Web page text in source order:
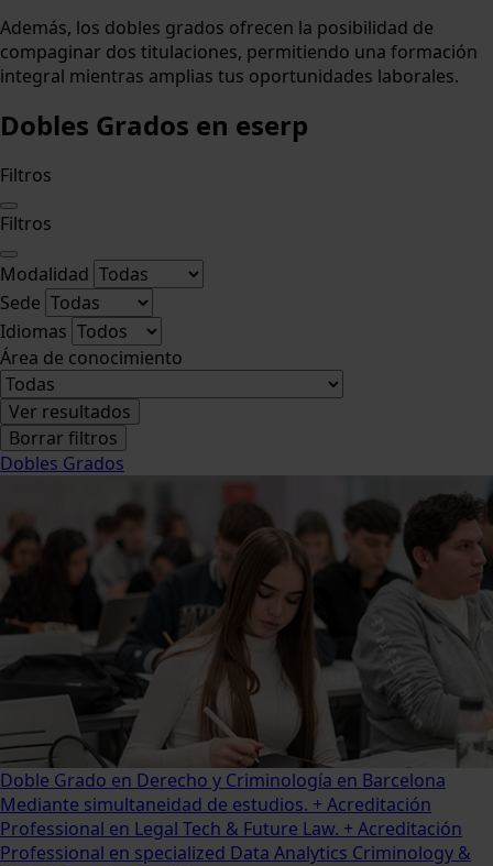
Además, los dobles grados ofrecen la posibilidad de
compaginar dos titulaciones, permitiendo una formación
integral mientras amplias tus oportunidades laborales.
Dobles Grados en eserp
Filtros
Filtros
Modalidad
Sede
Idiomas
Área de conocimiento
Ver resultados
Borrar filtros
Dobles Grados
Doble Grado en Derecho y Criminología en Barcelona
Mediante simultaneidad de estudios. + Acreditación
Professional en Legal Tech & Future Law. + Acreditación
Professional en specialized Data Analytics Criminology &